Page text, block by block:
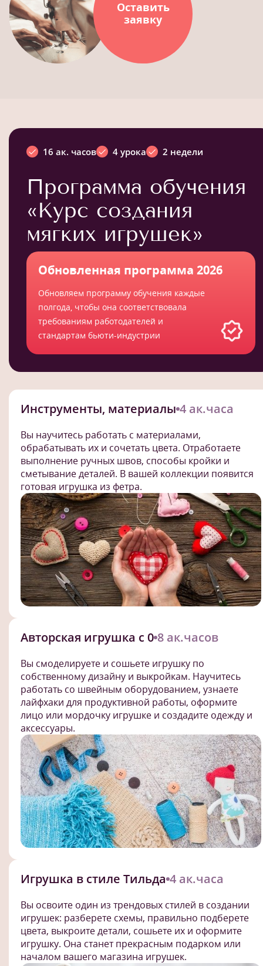
Оставить
заявку
16 ак. часов 4 урока 2 недели
Программа обучения
«Курс создания
мягких игрушек»
Обновленная программа 2026
Обновляем программу обучения каждые
полгода, чтобы она соответствовала
требованиям работодателей и
стандартам бьюти-индустрии
Инструменты, материалы 4 ак.часа
Вы научитесь работать с материалами,
обрабатывать их и сочетать цвета. Отработаете
выполнение ручных швов, способы кройки и
сметывание деталей. В вашей коллекции появится
готовая игрушка из фетра.
Авторская игрушка с 0 8 ак.часов
Вы смоделируете и сошьете игрушку по
собственному дизайну и выкройкам. Научитесь
работать со швейным оборудованием, узнаете
лайфхаки для продуктивной работы, оформите
лицо или мордочку игрушке и создадите одежду и
аксессуары.
Игрушка в стиле Тильда 4 ак.часа
Вы освоите один из трендовых стилей в создании
игрушек: разберете схемы, правильно подберете
цвета, выкроите детали, сошьете их и оформите
игрушку. Она станет прекрасным подарком или
началом вашего магазина игрушек.